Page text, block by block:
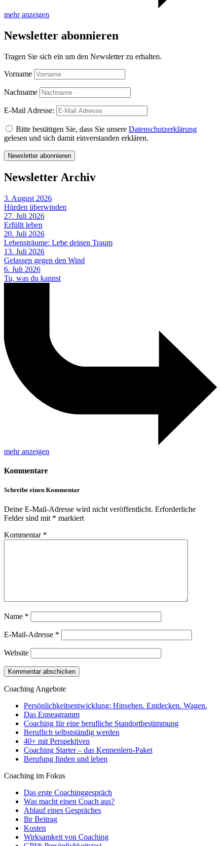
mehr anzeigen
Newsletter abonnieren
Tragen Sie sich ein um den Newsletter zu erhalten.
Vorname
Nachname
E-Mail Adresse:
Bitte bestätigen Sie, dass Sie unsere Datenschutzerklärung
gelesen und sich damit einverstanden erklären.
Newsletter Archiv
3. August 2026
Hürden überwinden
27. Juli 2026
Erfüllt leben
20. Juli 2026
Lebensträume: Lebe deinen Traum
13. Juli 2026
Gelassen gegen den Wind
6. Juli 2026
Tu, was du kannst
mehr anzeigen
Kommentare
Schreibe einen Kommentar
Deine E-Mail-Adresse wird nicht veröffentlicht. Erforderliche
Felder sind mit * markiert
Kommentar *
Name *
E-Mail-Adresse *
Website
Coaching Angebote
Persönlichkeitsentwicklung: Hinsehen. Entdecken. Wagen.
Das Enneagramm
Coaching für eine berufliche Standortbestimmung
Beruflich selbstständig werden
40+ mit Perspektiven
Coaching Starter – das Kennenlern-Paket
Berufung finden und leben
Coaching im Fokus
Das erste Coachinggespräch
Was macht einen Coach aus?
Ablauf eines Gespräches
Ihr Beitrag
Kosten
Wirksamkeit von Coaching